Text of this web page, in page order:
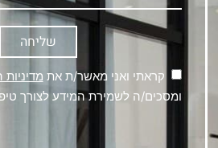
שליחה
קראתי ואני מאשר/ת את
ומסכים/ה לשמירת המידע לצורך